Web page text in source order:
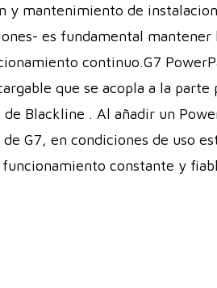
y mantenimiento de
es fundamental mantener
continuo.G7
que se acopla a la parte
Blackline . Al añadir un
G7, en condiciones de uso
constante y